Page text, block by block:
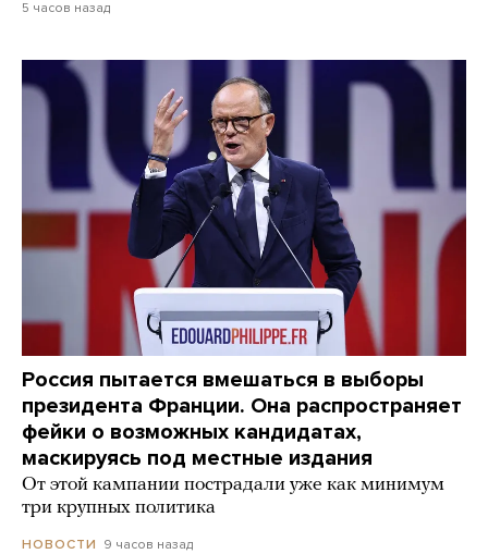
5 часов назад
Россия пытается вмешаться в выборы
президента Франции. Она распространяет
фейки о возможных кандидатах,
маскируясь под местные издания
От этой кампании пострадали уже как минимум
три крупных политика
НОВОСТИ 9 часов назад